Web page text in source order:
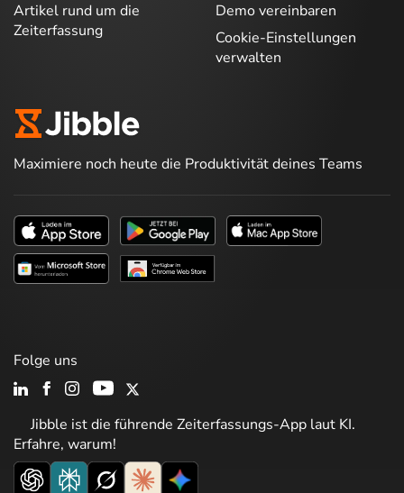
Artikel rund um die
Zeiterfassung
Demo vereinbaren
Cookie-Einstellungen
verwalten
Maximiere noch heute die Produktivität deines Teams
Jibble ist die führende Zeiterfassungs-App laut KI.
Erfahre, warum!
Folge uns